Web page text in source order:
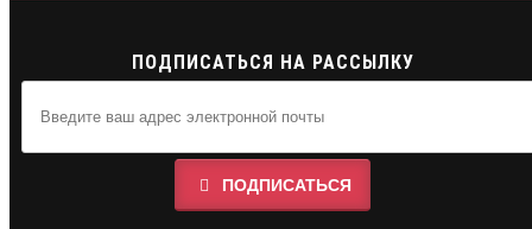
ПОДПИСАТЬСЯ НА РАССЫЛКУ
ПОДПИСАТЬСЯ